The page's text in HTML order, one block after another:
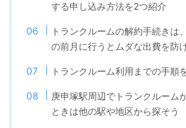
する申し込み方法を2つ紹介
トランクルームの解約手続きは
の前月に行うとムダな出費を防
トランクルーム利用までの手順
庚申塚駅周辺でトランクルーム
ときは他の駅や地区から探そう